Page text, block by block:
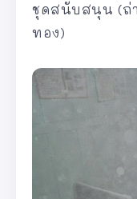
ชุดสนับสนุน (ถ่
ทอง)